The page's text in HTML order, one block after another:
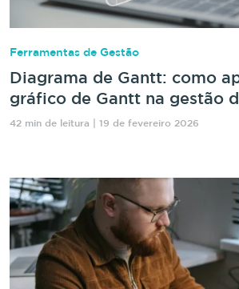
Ferramentas de Gestão
Diagrama de Gantt: como
gráfico de Gantt na gestão
42 min de leitura | 19 de fevereiro 2026